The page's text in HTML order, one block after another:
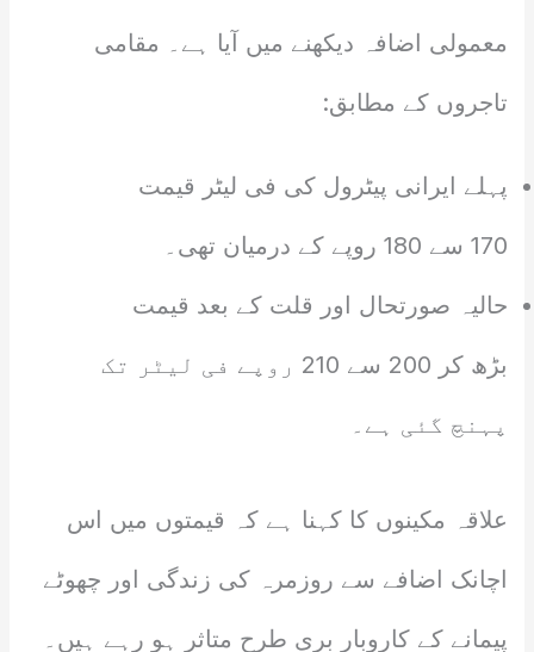
معمولی اضافہ دیکھنے میں آیا ہے۔ مقامی
تاجروں کے مطابق:
پہلے ایرانی پیٹرول کی فی لیٹر قیمت
170 سے 180 روپے کے درمیان تھی۔
حالیہ صورتحال اور قلت کے بعد قیمت
بڑھ کر 200 سے 210 روپے فی لیٹر تک
پہنچ گئی ہے۔
علاقہ مکینوں کا کہنا ہے کہ قیمتوں میں اس
اچانک اضافے سے روزمرہ کی زندگی اور چھوٹے
پیمانے کے کاروبار بری طرح متاثر ہو رہے ہیں۔